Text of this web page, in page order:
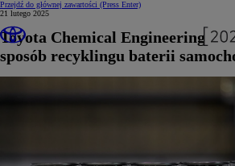
Przejdź do głównej zawartości (Press Enter)
21 lutego 2025
Toyota Chemical Engineering
sposób recyklingu baterii